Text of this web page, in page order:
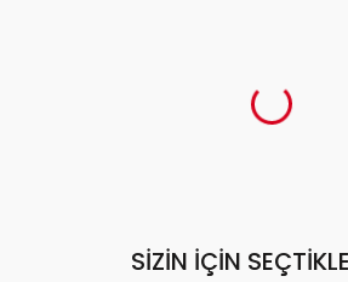
SIZIN İÇIN